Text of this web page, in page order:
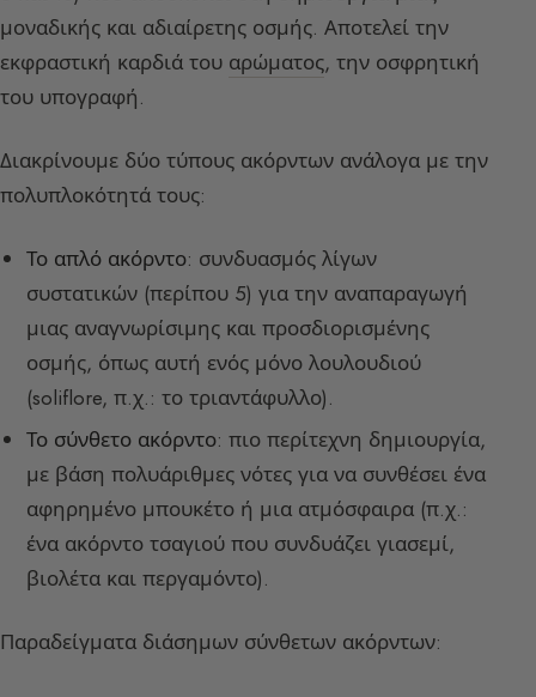
μοναδικής και αδιαίρετης οσμής. Αποτελεί την
εκφραστική καρδιά του αρώματος, την οσφρητική
του υπογραφή.
Διακρίνουμε δύο τύπους ακόρντων ανάλογα με την
πολυπλοκότητά τους:
Το απλό ακόρντο: συνδυασμός λίγων
συστατικών (περίπου 5) για την αναπαραγωγή
μιας αναγνωρίσιμης και προσδιορισμένης
οσμής, όπως αυτή ενός μόνο λουλουδιού
(soliflore, π.χ.: το τριαντάφυλλο).
Το σύνθετο ακόρντο: πιο περίτεχνη δημιουργία,
με βάση πολυάριθμες νότες για να συνθέσει ένα
αφηρημένο μπουκέτο ή μια ατμόσφαιρα (π.χ.:
ένα ακόρντο τσαγιού που συνδυάζει γιασεμί,
βιολέτα και περγαμόντο).
Παραδείγματα διάσημων σύνθετων ακόρντων: